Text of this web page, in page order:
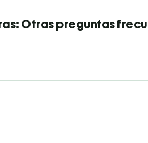
Otras preguntas